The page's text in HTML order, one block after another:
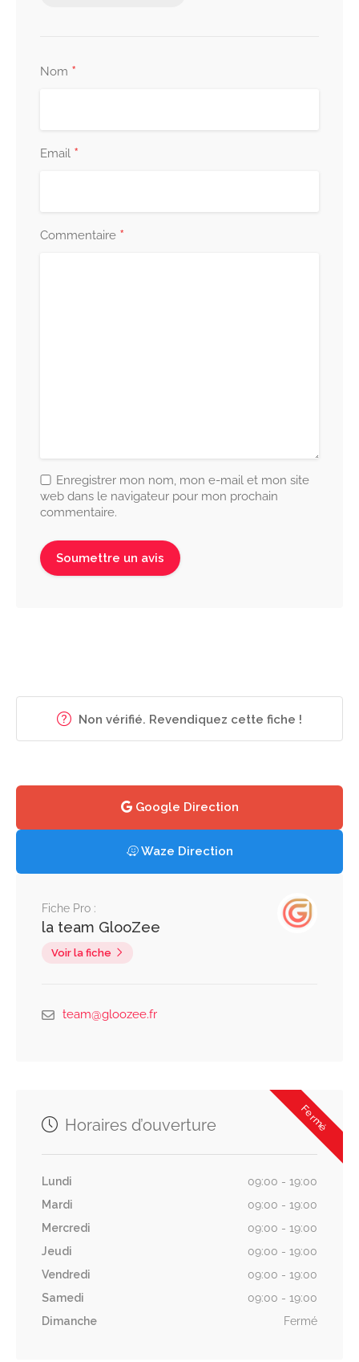
Nom *
Email *
Commentaire *
Enregistrer mon nom, mon e-mail et mon site
web dans le navigateur pour mon prochain
commentaire.
Non vérifié. Revendiquez cette fiche !
Google Direction
Waze Direction
Fiche Pro :
la team GlooZee
Voir la fiche
team@gloozee.fr
Fermé
Horaires d’ouverture
Lundi
09:00 - 19:00
Mardi
09:00 - 19:00
Mercredi
09:00 - 19:00
Jeudi
09:00 - 19:00
Vendredi
09:00 - 19:00
Samedi
09:00 - 19:00
Dimanche
Fermé